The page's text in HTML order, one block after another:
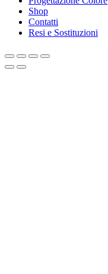
Shop
Contatti
Resi e Sostituzioni